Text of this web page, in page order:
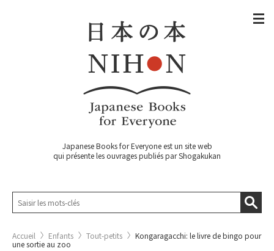
Japanese Books for Everyone est un site web
qui présente les ouvrages publiés par Shogakukan
Accueil Enfants Tout-petits
Kongaragacchi: le livre de bingo pour
une sortie au zoo